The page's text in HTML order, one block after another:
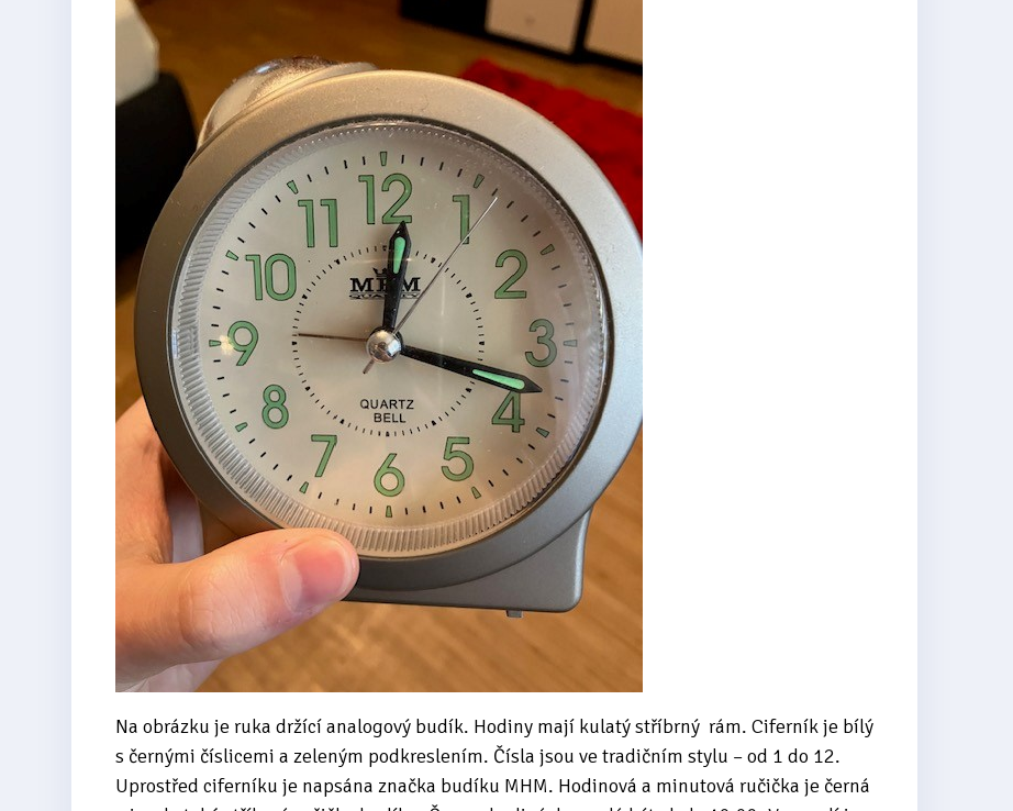
Na obrázku je ruka držící analogový budík. Hodiny mají kulatý stříbrný rám. Ciferník je bílý
s černými číslicemi a zeleným podkreslením. Čísla jsou ve tradičním stylu – od 1 do 12.
Uprostřed ciferníku je napsána značka budíku MHM. Hodinová a minutová ručička je černá